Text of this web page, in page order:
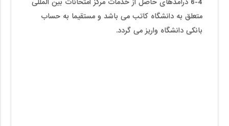
متعلق به دانشگاه کاتب می باشد و مستقیما به حساب
بانکی دانشگاه واریز می گردد.